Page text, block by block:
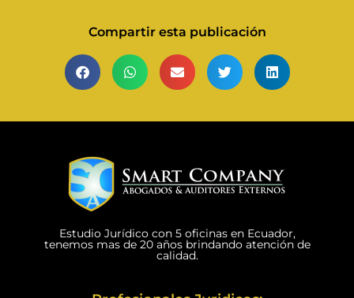
Compartir esta publicación
Estudio Jurídico con 5 oficinas en Ecuador,
tenemos mas de 20 años brindando atención de
calidad.